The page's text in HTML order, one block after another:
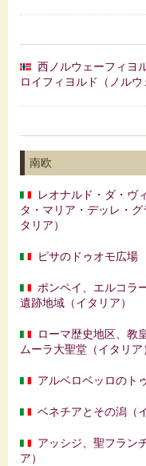
西ノルウェーフィヨ
ロイフィヨルド（ノルウ
南欧
レオナルド・ダ・ヴ
タ・マリア・デッレ・
タリア）
ピサのドゥオモ広場
ポンペイ、エルコラ
遺跡地域（イタリア）
ローマ歴史地区、教
ムーラ大聖堂（イタリア
アルベロベッロのト
ベネチアとその潟（
アッシジ、聖フラン
ア）